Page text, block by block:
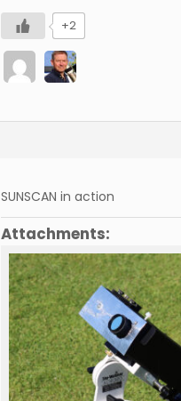
+2
SUNSCAN in action
Attachments: